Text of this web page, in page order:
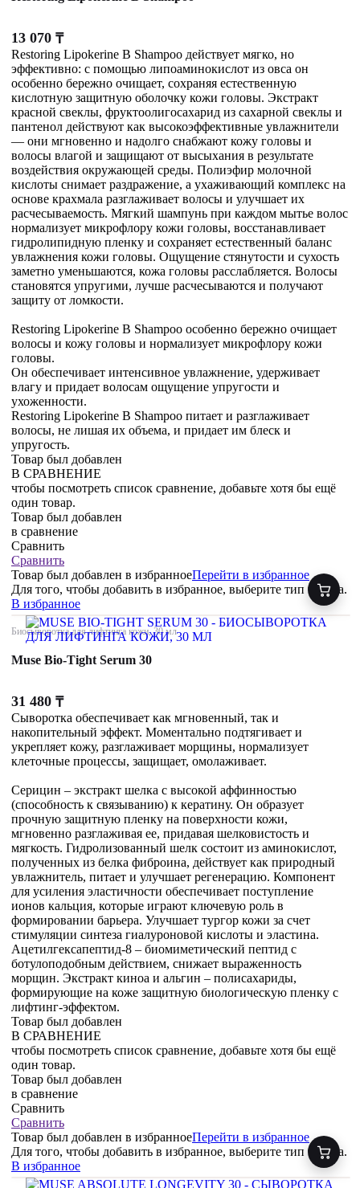
13 070 ₸
Restoring Lipokerine B Shampoo действует мягко, но
эффективно: с помощью липоаминокислот из овса он
особенно бережно очищает, сохраняя естественную
кислотную защитную оболочку кожи головы. Экстракт
красной свеклы, фруктоолигосахарид из сахарной свеклы и
пантенол действуют как высокоэффективные увлажнители
— они мгновенно и надолго снабжают кожу головы и
волосы влагой и защищают от высыхания в результате
воздействия окружающей среды. Полиэфир молочной
кислоты снимает раздражение, а ухаживающий комплекс на
основе крахмала разглаживает волосы и улучшает их
расчесываемость. Мягкий шампунь при каждом мытье волос
нормализует микрофлору кожи головы, восстанавливает
гидролипидную пленку и сохраняет естественный баланс
увлажнения кожи головы. Ощущение стянутости и сухость
заметно уменьшаются, кожа головы расслабляется. Волосы
становятся упругими, лучше расчесываются и получают
защиту от ломкости.
Restoring Lipokerine B Shampoo особенно бережно очищает
волосы и кожу головы и нормализует микрофлору кожи
головы.
Он обеспечивает интенсивное увлажнение, удерживает
влагу и придает волосам ощущение упругости и
ухоженности.
Restoring Lipokerine B Shampoo питает и разглаживает
волосы, не лишая их объема, и придает им блеск и
упругость.
Товар был добавлен
В СРАВНЕНИЕ
чтобы посмотреть список сравнение, добавьте хотя бы ещё
один товар.
Товар был добавлен
в сравнение
Сравнить
Сравнить
Товар был добавлен в избранноеПерейти в избранное
Для того, чтобы добавить в избранное, выберите тип товара.
В избранное
Биосыворотка для лифтинга кожи, 30 мл
Muse Bio-Tight Serum 30
31 480 ₸
Сыворотка обеспечивает как мгновенный, так и
накопительный эффект. Моментально подтягивает и
укрепляет кожу, разглаживает морщины, нормализует
клеточные процессы, защищает, омолаживает.
Серицин – экстракт шелка с высокой аффинностью
(способность к связыванию) к кератину. Он образует
прочную защитную пленку на поверхности кожи,
мгновенно разглаживая ее, придавая шелковистость и
мягкость. Гидролизованный шелк состоит из аминокислот,
полученных из белка фиброина, действует как природный
увлажнитель, питает и улучшает регенерацию. Компонент
для усиления эластичности обеспечивает поступление
ионов кальция, которые играют ключевую роль в
формировании барьера. Улучшает тургор кожи за счет
стимуляции синтеза гиалуроновой кислоты и эластина.
Ацетилгексапептид-8 – биомиметический пептид с
ботулоподобным действием, снижает выраженность
морщин. Экстракт киноа и альгин – полисахариды,
формирующие на коже защитную биологическую пленку с
лифтинг-эффектом.
Товар был добавлен
В СРАВНЕНИЕ
чтобы посмотреть список сравнение, добавьте хотя бы ещё
один товар.
Товар был добавлен
в сравнение
Сравнить
Сравнить
Товар был добавлен в избранноеПерейти в избранное
Для того, чтобы добавить в избранное, выберите тип товара.
В избранное